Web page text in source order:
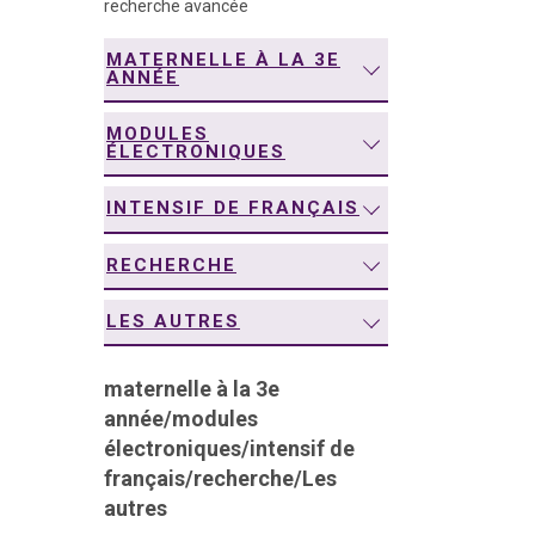
recherche avancée
MATERNELLE À LA 3E
ANNÉE
MODULES
ÉLECTRONIQUES
INTENSIF DE FRANÇAIS
RECHERCHE
LES AUTRES
maternelle à la 3e
année/modules
électroniques/intensif de
français/recherche/Les
autres